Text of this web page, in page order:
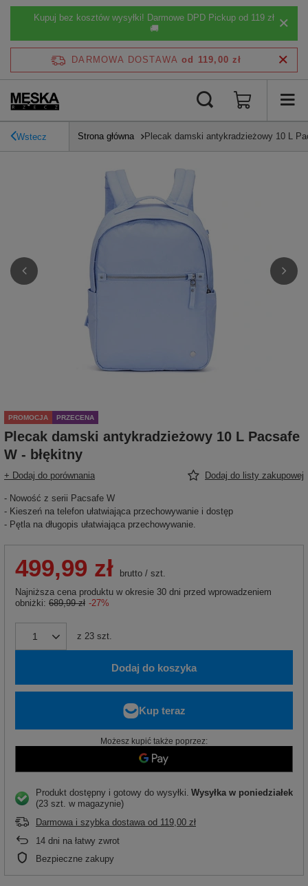
Kupuj bez kosztów wysyłki! Darmowe DPD Pickup od 119 zł
🚚
DARMOWA DOSTAWA od 119,00 zł
Wstecz Strona główna Plecak damski antykradzieżowy 10 L
PROMOCJA PRZECENA
Plecak damski antykradzieżowy 10 L Pacsafe
W - błękitny
+ Dodaj do porównania Dodaj do listy zakupowej
- Nowość z serii Pacsafe W
- Kieszeń na telefon ułatwiająca przechowywanie i dostęp
- Pętla na długopis ułatwiająca przechowywanie.
499,99 zł brutto / szt.
Najniższa cena produktu w okresie 30 dni przed wprowadzeniem
obniżki: 689,99 zł -27%
z 23 szt.
Dodaj do koszyka
Możesz kupić także poprzez:
Produkt dostępny i gotowy do wysyłki Wysyłka w poniedziałek
(23 szt. w magazynie)
Darmowa i szybka dostawa od 119,00 zł
14 dni na łatwy zwrot
Bezpieczne zakupy